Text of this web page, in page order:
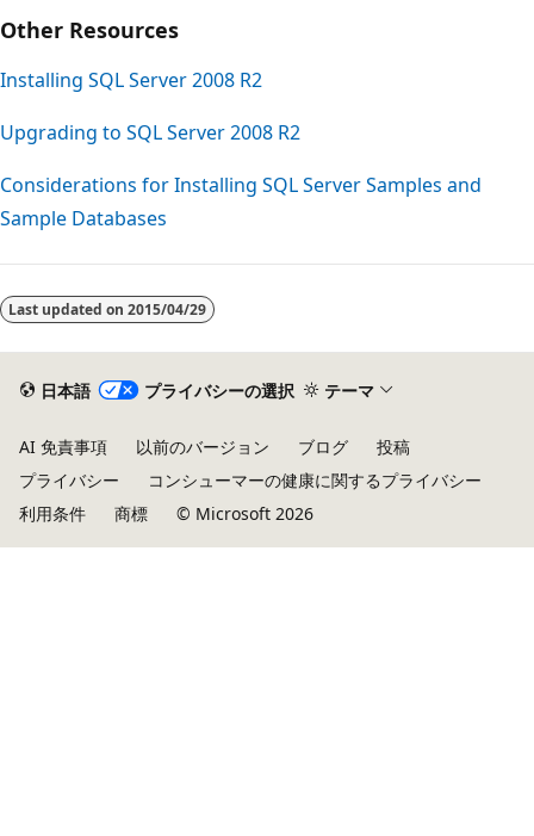
Other Resources
Installing SQL Server 2008 R2
Upgrading to SQL Server 2008 R2
Considerations for Installing SQL Server Samples and
Sample Databases
取
り
効
Last updated on 2015/04/29
日本語 プライバシーの選択 テーマ
AI 免責事項 以前のバージョン ブログ
投稿
プライバシー
コンシューマーの健康に関するプライバシー
利用条件
商標 © Microsoft 2026